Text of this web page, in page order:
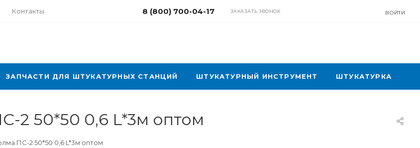
Контакты 8 (800) 700-04-17 ЗАКАЗАТЬ ЗВОНОК ВОЙТИ
ЗАПЧАСТИ ДЛЯ ШТУКАТУРНЫХ СТАНЦИЙ ШТУКАТУРНЫЙ ИНСТРУМЕНТ ШТУКАТУРКА
2 50*50 0,6 L*3м оптом
ПС-2 50*50 0,6 L*3м оптом